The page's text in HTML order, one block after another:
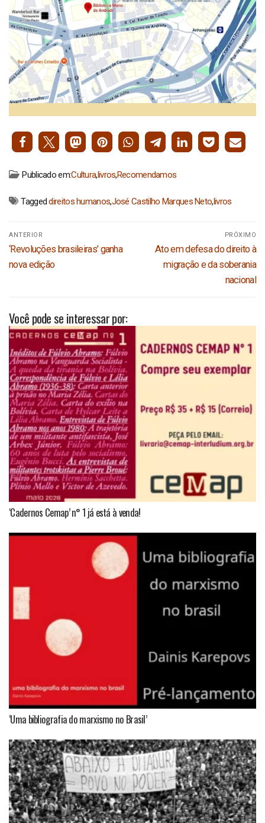
Publicado em:Cultura,livros,Recomendamos
Taggeddireitos humanos,José Castilho Marques Neto,livros
Navegação
de
Post
ANTERIOR
Post
anterior:
‘Revoluções brasileiras’ ganha
nova edição
PRÓXIMO
Próximo
post:
Ato em defesa do direito à
migração e da soberania
nacional
Você pode se interessar por:
‘Cadernos Cemap’ n° 1 já está à venda!
‘Uma bibliografia do marxismo no Brasil’